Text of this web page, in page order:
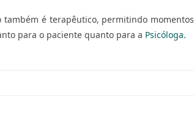
é terapêutico, permitindo momentos
para o paciente quanto para a Psicóloga.